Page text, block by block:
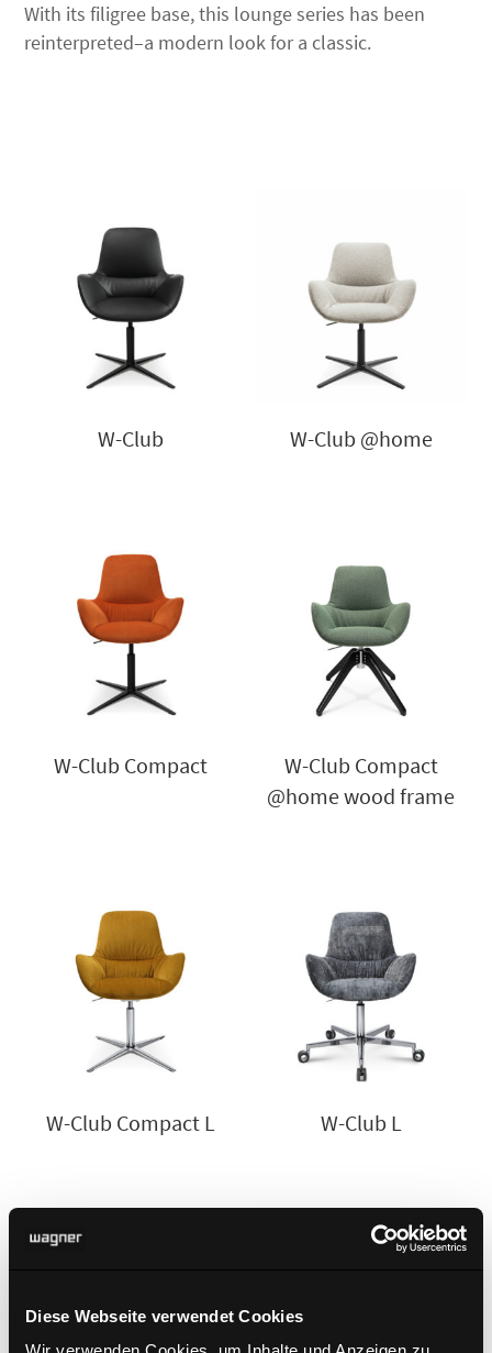
Diese Webseite verwendet Cookies
With its filigree base, this lounge series has been
reinterpreted–a modern look for a classic.
W-Club W-Club @home
W-Club Compact
W-Club Compact
@home wood frame
W-Club Compact L W-Club L